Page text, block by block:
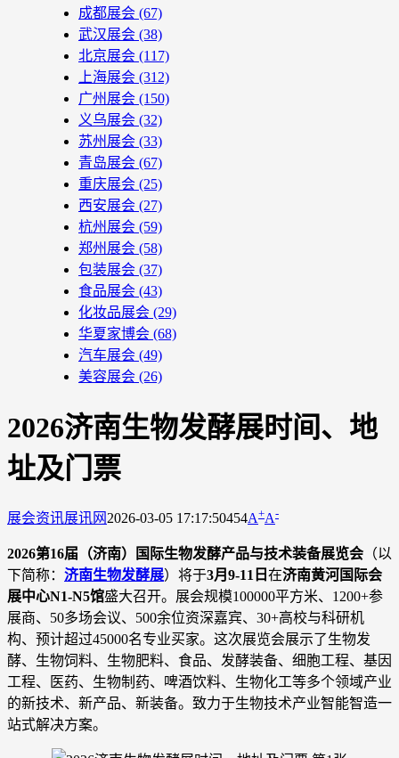
成都展会 (67)
武汉展会 (38)
北京展会 (117)
上海展会 (312)
广州展会 (150)
义乌展会 (32)
苏州展会 (33)
青岛展会 (67)
重庆展会 (25)
西安展会 (27)
杭州展会 (59)
郑州展会 (58)
包装展会 (37)
食品展会 (43)
化妆品展会 (29)
华夏家博会 (68)
汽车展会 (49)
美容展会 (26)
2026济南生物发酵展时间、地
址及门票
展会资讯展讯网 2026-03-05 17:17:50454A+A-
2026第16届（济南）国际生物发酵产品与技术装备展览会 （以
下简称： 济南生物发酵展）将于3月9-11日 在济南黄河国际会
展中心N1-N5馆盛大召开。展会规模100000平方米、1200+参
展商、50多场会议、500余位资深嘉宾、30+高校与科研机
构、预计超过45000名专业买家。这次展览会展示了生物发
酵、生物饲料、生物肥料、食品、发酵装备、细胞工程、基因
工程、医药、生物制药、啤酒饮料、生物化工等多个领域产业
的新技术、新产品、新装备。致力于生物技术产业智能智造一
站式解决方案。